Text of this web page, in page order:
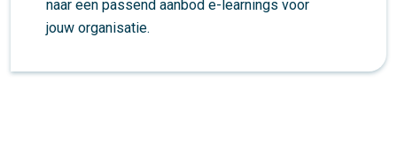
naar een passend aanbod e-learnings voor
jouw organisatie.